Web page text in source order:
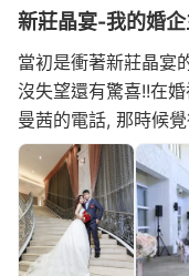
新莊晶宴-我的婚
當初是衝著新莊晶宴
沒失望還有驚喜!!在
曼茜的電話, 那時候
對婚禮的想法後, 就
是一個非常年輕的女
是香港新娘, 所以希
裡面曼茜都很有耐心